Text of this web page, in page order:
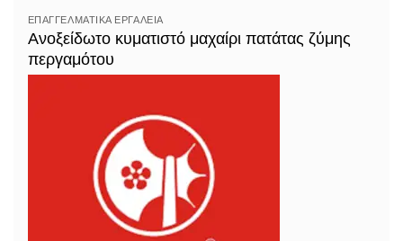
ΕΠΑΓΓΕΛΜΑΤΙΚΆ ΕΡΓΑΛΕΊΑ
Ανοξείδωτο κυματιστό μαχαίρι πατάτας ζύμης
περγαμότου